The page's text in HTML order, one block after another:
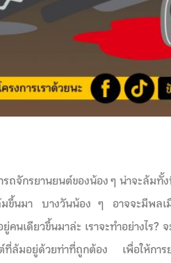
ถจักรยานยนต์ของน้อง ๆ น่าจะล้มทั้
ขึ้นมา บางวันน้อง ๆ อาจจะมีพล
เดียวขึ้นมาล่ะ เราจะทำอย่างไร?
ล้มอยู่ด้วยท่าที่ถูกต้อง เพื่อให้การ